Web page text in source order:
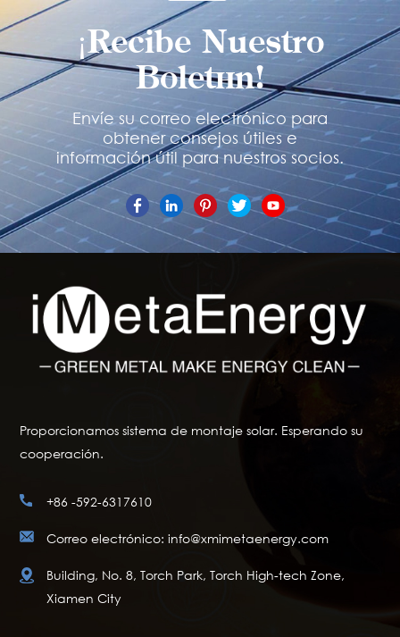
¡Recibe Nuestro
Boletín!
Envíe su correo electrónico para
obtener consejos útiles e
información útil para nuestros socios.
Proporcionamos sistema de montaje solar. Esperando su
cooperación.
+86 -592-6317610
Correo electrónico: info@xmimetaenergy.com
Building, No. 8, Torch Park, Torch High-tech Zone,
Xiamen City